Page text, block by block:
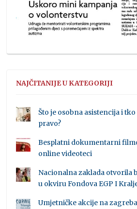
NAJČITANIJE U KATEGORIJI
Što je osobna asistencija i
pravo?
Besplatni dokumentarni
online videoteci
Nacionalna zaklada otvorila
u okviru Fondova EGP I
Umjetničke akcije na